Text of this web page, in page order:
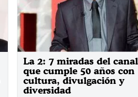
La 2: 7 miradas del canal
que cumple 50 años con
cultura, divulgación y
diversidad